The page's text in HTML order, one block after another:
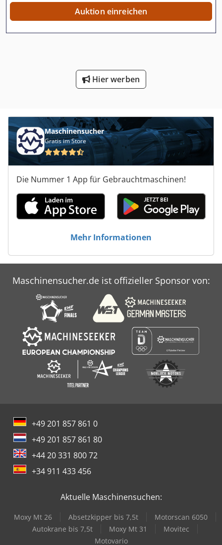
Auktion einreichen
Hier werben
Maschinensucher
Gratis im Store
Die Nummer 1 App für Gebrauchtmaschinen!
Mehr Informationen
Maschinensucher.de ist offizieller Sponsor von:
+49 201 857 861 0
+49 201 857 861 80
+44 20 331 800 72
+34 911 433 456
Aktuelle Maschinensuchen:
Moxy Mt 26 Absetzkipper bis 7,5t
Motorscan 6050
Autokrane bis 7,5t
Moxy Mt 31
Movitec
Motovario